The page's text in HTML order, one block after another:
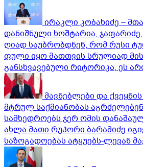
ირაკლი კობახიძე –
დანიშნული ხოშტარია,
ღიად საუბრობდნენ, რომ რუსი
ფული იყო მათთვის სრულიად
განსხვავებული რიტორიკა, ეს
მავნებლები და
მტრულ საქმიანობას
სამხედროებს ჯერ ომის
ახლა მათი რუპორი ბარამიძე
საზოგადოებას ატყუებს-ლევან